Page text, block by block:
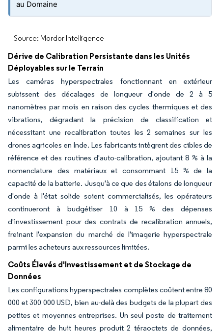
au Domaine
Source: Mordor Intelligence
Dérive de Calibration Persistante dans les Unités
Déployables sur le Terrain
Les caméras hyperspectrales fonctionnant en extérieur
subissent des décalages de longueur d'onde de 2 à 5
nanomètres par mois en raison des cycles thermiques et des
vibrations, dégradant la précision de classification et
nécessitant une recalibration toutes les 2 semaines sur les
drones agricoles en Inde. Les fabricants intègrent des cibles de
référence et des routines d'auto-calibration, ajoutant 8 % à la
nomenclature des matériaux et consommant 15 % de la
capacité de la batterie. Jusqu'à ce que des étalons de longueur
d'onde à l'état solide soient commercialisés, les opérateurs
continueront à budgétiser 10 à 15 % des dépenses
d'investissement pour des contrats de recalibration annuels,
freinant l'expansion du marché de l'imagerie hyperspectrale
parmi les acheteurs aux ressources limitées.
Coûts Élevés d'Investissement et de Stockage de
Données
Les configurations hyperspectrales complètes coûtent entre 80
000 et 300 000 USD, bien au-delà des budgets de la plupart des
petites et moyennes entreprises. Un seul poste de traitement
alimentaire de huit heures produit 2 téraoctets de données,